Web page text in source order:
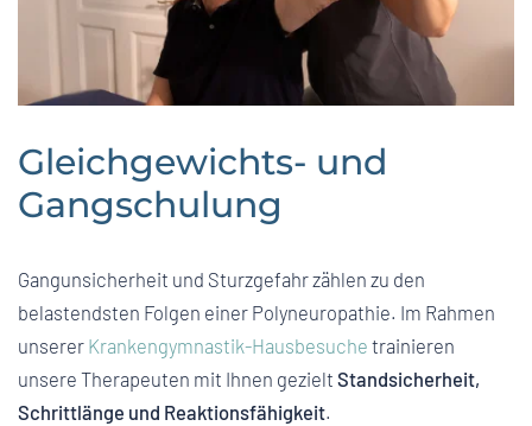
Gleichgewichts- und
Gangschulung
Gangunsicherheit und Sturzgefahr zählen zu den
belastendsten Folgen einer Polyneuropathie. Im Rahmen
unserer Krankengymnastik-Hausbesuche trainieren
unsere Therapeuten mit Ihnen gezielt Standsicherheit,
Schrittlänge und Reaktionsfähigkeit.